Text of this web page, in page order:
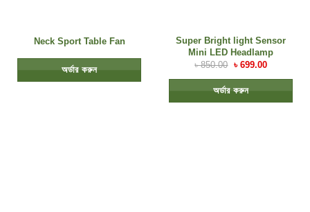
Neck Sport Table Fan
অর্ডার করুন
Super Bright light Sensor
Mini LED Headlamp
৳850.00 ৳ 699.00
অর্ডার করুন